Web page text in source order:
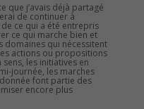
que j’avais déjà partagé
de continuer à
ce qui a été entrepris
ce qui marche bien et
domaines qui nécessitent
actions ou propositions
les initiatives en
journée, les marches
font partie des
encore plus